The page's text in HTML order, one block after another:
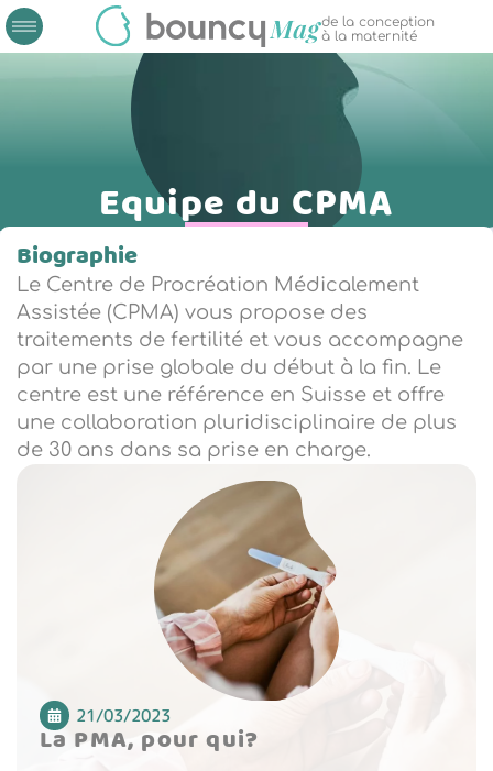
de la conception
à la maternité
Equipe du CPMA
Biographie
Le Centre de Procréation Médicalement
Assistée (CPMA) vous propose des
traitements de fertilité et vous accompagne
par une prise globale du début à la fin. Le
centre est une référence en Suisse et offre
une collaboration pluridisciplinaire de plus
de 30 ans dans sa prise en charge.
21/03/2023
La PMA, pour qui?